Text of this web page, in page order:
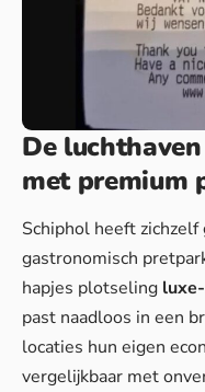
De
met premium
Schiphol heeft
gastronomisch
hapjes plotseling
past naadloos in een
locaties hun eigen
vergelijkbaar met